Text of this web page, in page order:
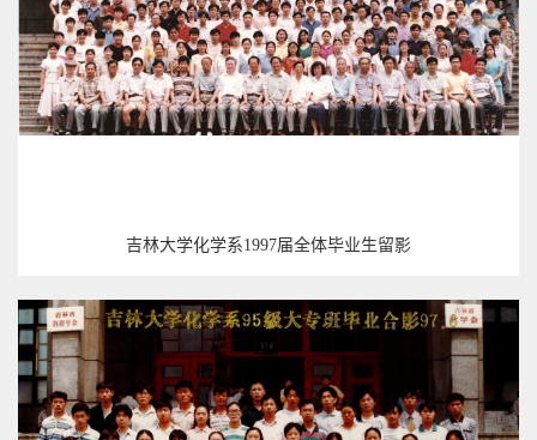
吉林大学化学系1997届全体毕业生留影